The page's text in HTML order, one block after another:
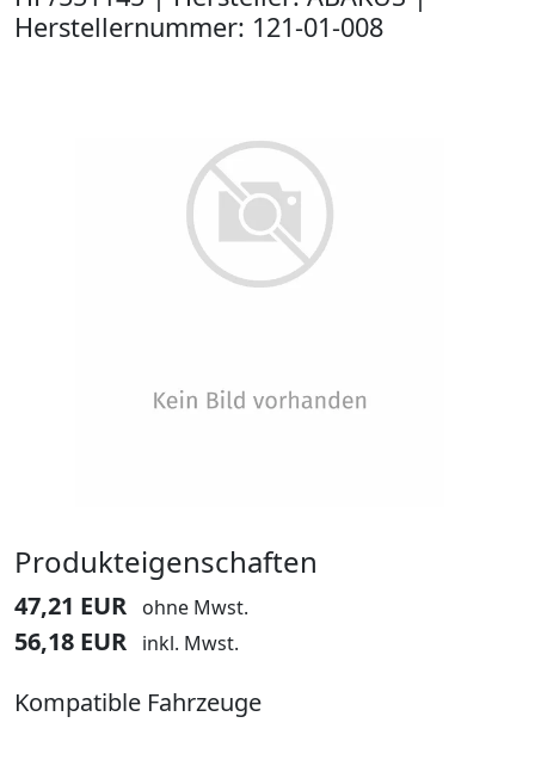
Herstellernummer: 121-01-008
Produkteigenschaften
47,21 EUR ohne Mwst.
56,18 EUR inkl. Mwst.
Kompatible Fahrzeuge